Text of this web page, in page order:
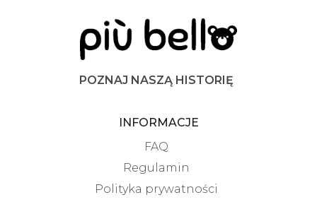
POZNAJ NASZĄ HISTORIĘ
INFORMACJE
FAQ
Regulamin
Polityka prywatności